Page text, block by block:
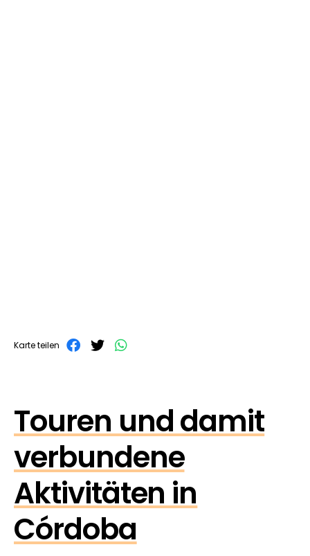
Karte teilen
Touren und damit
verbundene
Aktivitäten in
Córdoba